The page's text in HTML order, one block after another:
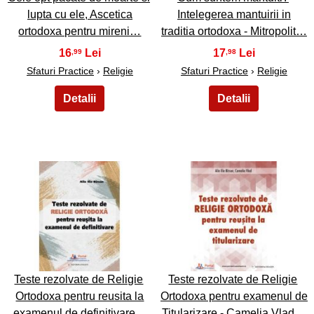
lupta cu ele, Ascetica
ortodoxa pentru mireni…
16,99
Sfaturi Practice› Religie
Intelegerea mantuirii in
traditia ortodoxa - Mitropolit…
17,98
Sfaturi Practice› Religie
43
Teste rezolvate de Religie
Ortodoxa pentru reusita la
44
Teste rezolvate de Religie
Ortodoxa pentru examenul de